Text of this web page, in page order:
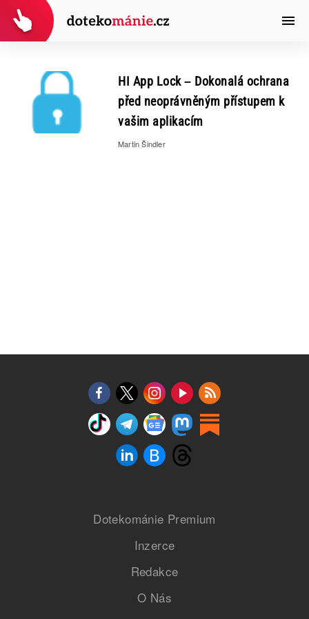
HI App Lock – Dokonalá ochrana
před neoprávněným přístupem k
vašim aplikacím
Martin Šindler
Dotekománie Premium
Inzerce
Redakce
O Nás